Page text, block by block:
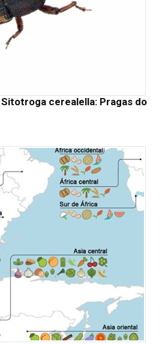
cerealella: Pragas do